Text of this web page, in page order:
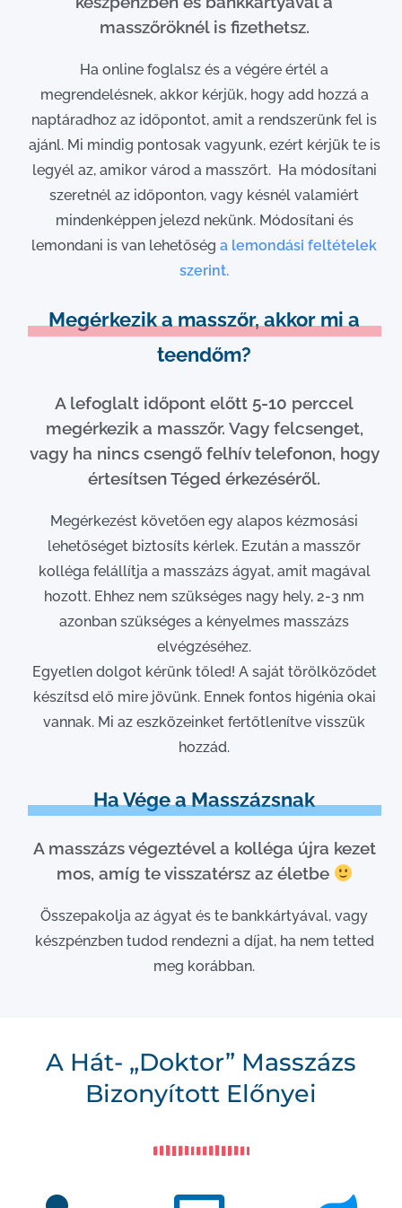
masszőröknél is fizethetsz.
Ha online foglalsz és a végére értél a
megrendelésnek, akkor kérjük, hogy add hozzá a
naptáradhoz az időpontot, amit a rendszerünk fel is
ajánl. Mi mindig pontosak vagyunk, ezért kérjük te is
legyél az, amikor várod a masszőrt. Ha módosítani
szeretnél az időponton, vagy késnél valamiért
mindenképpen jelezd nekünk. Módosítani és
lemondani is van lehetőséga lemondási feltételek
szerint.
Megérkezik a masszőr, akkor mi a
teendőm?
A lefoglalt időpont előtt 5-10 perccel
megérkezik a masszőr. Vagy felcsenget,
vagy ha nincs csengő felhív telefonon, hogy
értesítsen Téged érkezéséről.
Megérkezést követően egy alapos kézmosási
lehetőséget biztosíts kérlek. Ezután a masszőr
kolléga felállítja a masszázs ágyat, amit magával
hozott. Ehhez nem szükséges nagy hely, 2-3 nm
azonban szükséges a kényelmes masszázs
elvégzéséhez.
Egyetlen dolgot kérünk tőled! A saját törölköződet
készítsd elő mire jövünk. Ennek fontos higénia okai
vannak. Mi az eszközeinket fertőtlenítve visszük
hozzád.
Ha Vége a Masszázsnak
A masszázs végeztével a kolléga újra kezet
mos, amíg te visszatérsz az életbe
Összepakolja az ágyat és te bankkártyával, vagy
készpénzben tudod rendezni a díjat, ha nem tetted
meg korábban.
A Hát- „Doktor” Masszázs
Bizonyított Előnyei